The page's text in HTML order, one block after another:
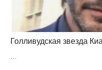
Голливудская звезда